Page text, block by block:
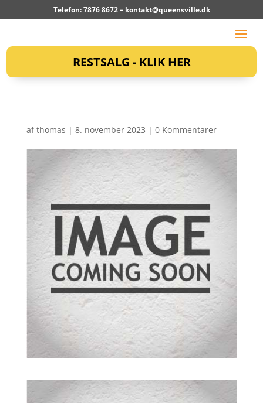
Telefon: 7876 8672 – kontakt@queensville.dk
RESTSALG - KLIK HER
afthomas | 8. november 2023 | 0 Kommentarer